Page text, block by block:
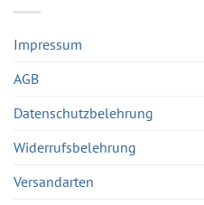
Impressum
AGB
Datenschutzbelehrung
Widerrufsbelehrung
Versandarten